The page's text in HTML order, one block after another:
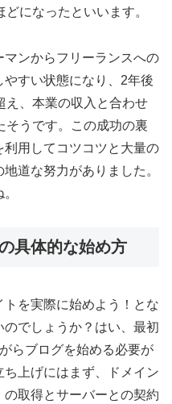
になったといいます。
ンからフリーランスへの
すい状態になり、2年後
え、本業の収入と合わせ
そうです。この成功の裏
用してコツコツと大量の
道な努力がありました。
具体的な始め方
を実際に始めよう！とな
でしょうか？はい、最初
らブログを始める必要が
上げにはまず、ドメイン
の取得とサーバーとの契約